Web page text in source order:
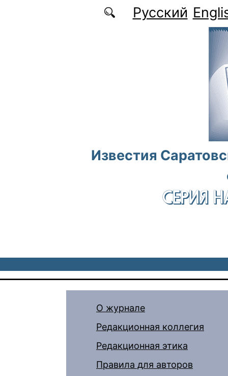
Перейти к основному содержаниюРусский
Известия
СЕРИЯ
О журнале
Редакционная коллегия
Редакционная этика
Правила для авторов